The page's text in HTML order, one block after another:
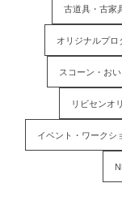
古道具・古家
オリジナルプロ
スコーン・お
リビセンオ
イベント・ワークシ